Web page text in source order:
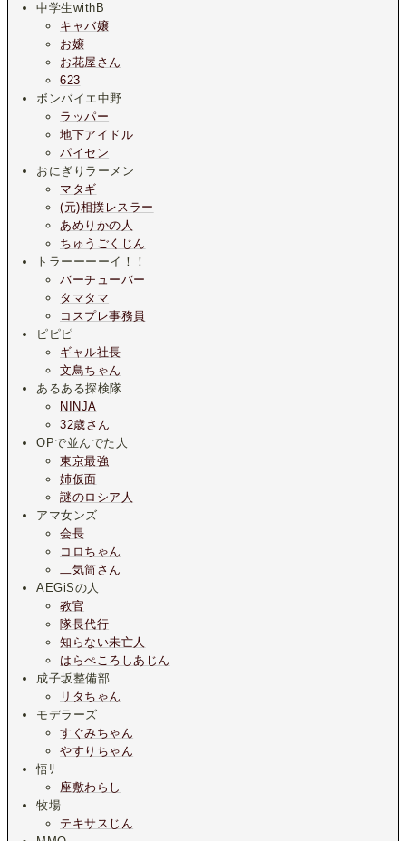
中学生withB
キャバ嬢
お嬢
お花屋さん
623
ボンバイエ中野
ラッパー
地下アイドル
パイセン
おにぎりラーメン
マタギ
(元)相撲レスラー
あめりかの人
ちゅうごくじん
トラーーーーイ！！
バーチューバー
タマタマ
コスプレ事務員
ピピピ
ギャル社長
文鳥ちゃん
あるある探検隊
NINJA
32歳さん
OPで並んでた人
東京最強
姉仮面
謎のロシア人
アマ女ンズ
会長
コロちゃん
二気筒さん
AEGiSの人
教官
隊長代行
知らない未亡人
はらぺころしあじん
成子坂整備部
リタちゃん
モデラーズ
すぐみちゃん
やすりちゃん
悟ﾘ
座敷わらし
牧場
テキサスじん